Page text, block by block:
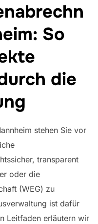
So
die
stehen Sie vor
transparent
oder die
(WEG) zu
ist dafür
Leitfaden erläutern wir